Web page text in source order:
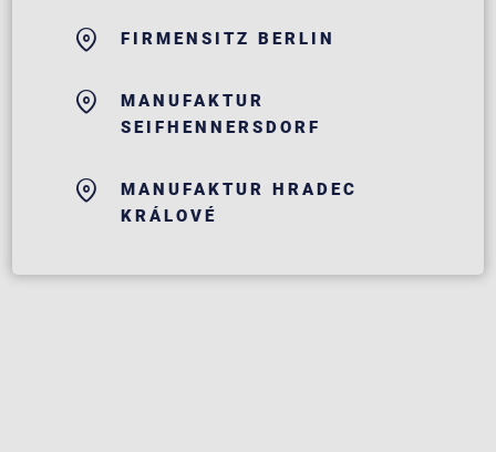
FIRMENSITZ BERLIN
MANUFAKTUR
SEIFHENNERSDORF
MANUFAKTUR HRADEC
KRÁLOVÉ